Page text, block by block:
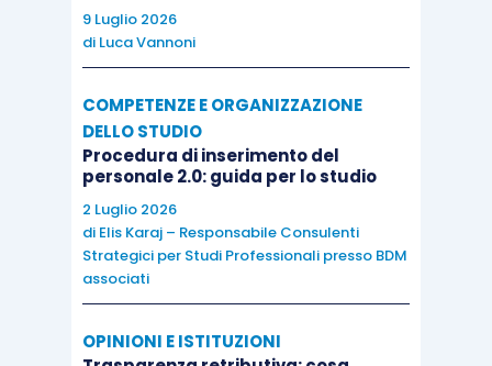
9 Luglio 2026
di Luca Vannoni
COMPETENZE E ORGANIZZAZIONE
DELLO STUDIO
Procedura di inserimento del
personale 2.0: guida per lo studio
2 Luglio 2026
di Elis Karaj – Responsabile Consulenti
Strategici per Studi Professionali presso BDM
associati
OPINIONI E ISTITUZIONI